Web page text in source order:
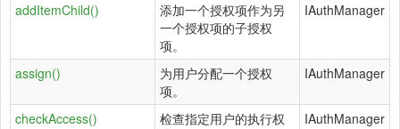
addItemChild()
添加一个授权项作为另
一个授权项的子授权
项。
IAuthManager
assign()
为用户分配一个授权
项。
IAuthManager
checkAccess()
检查指定用户的执行权
IAuthManager